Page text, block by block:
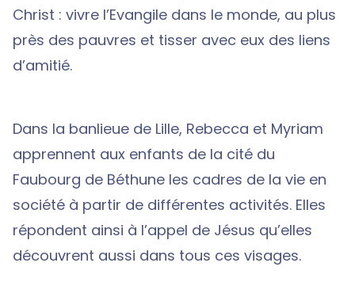
Christ : vivre l’Evangile dans le monde, au plus
près des pauvres et tisser avec eux des liens
d’amitié.
Dans la banlieue de Lille, Rebecca et Myriam
apprennent aux enfants de la cité du
Faubourg de Béthune les cadres de la vie en
société à partir de différentes activités. Elles
répondent ainsi à l’appel de Jésus qu’elles
découvrent aussi dans tous ces visages.